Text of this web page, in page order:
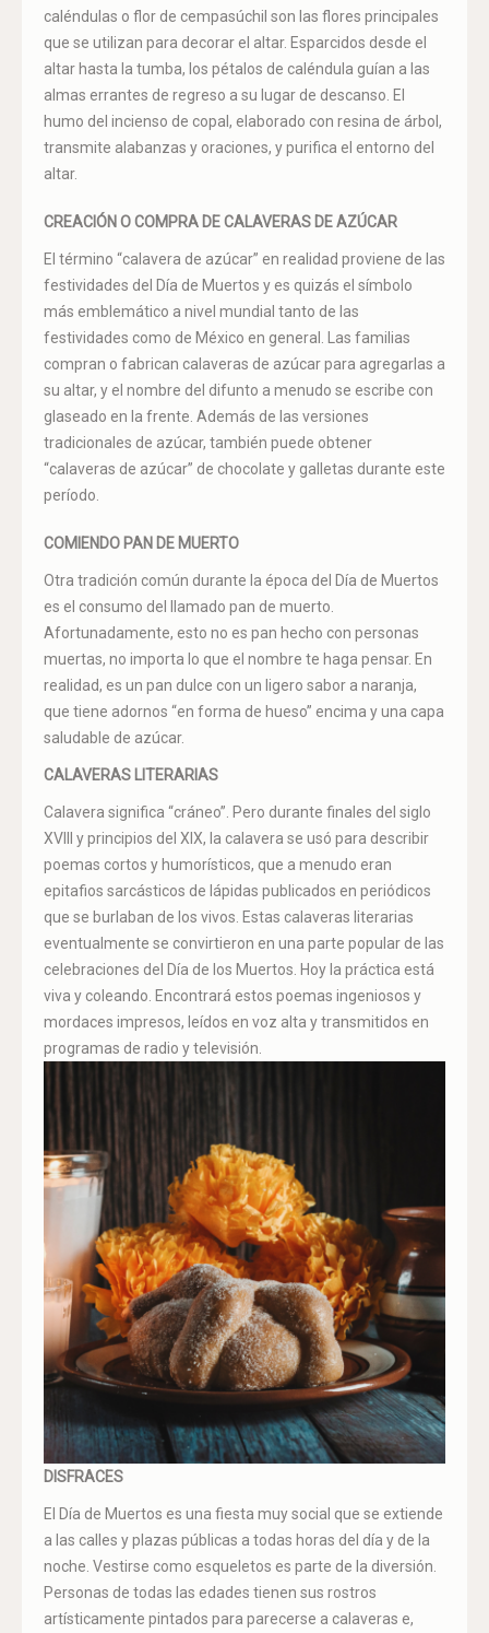
caléndulas o flor de cempasúchil son las flores principales
que se utilizan para decorar el altar. Esparcidos desde el
altar hasta la tumba, los pétalos de caléndula guían a las
almas errantes de regreso a su lugar de descanso. El
humo del incienso de copal, elaborado con resina de árbol,
transmite alabanzas y oraciones, y purifica el entorno del
altar.
CREACIÓN O COMPRA DE CALAVERAS DE AZÚCAR
El término “calavera de azúcar” en realidad proviene de las
festividades del Día de Muertos y es quizás el símbolo
más emblemático a nivel mundial tanto de las
festividades como de México en general. Las familias
compran o fabrican calaveras de azúcar para agregarlas a
su altar, y el nombre del difunto a menudo se escribe con
glaseado en la frente. Además de las versiones
tradicionales de azúcar, también puede obtener
“calaveras de azúcar” de chocolate y galletas durante este
período.
COMIENDO PAN DE MUERTO
Otra tradición común durante la época del Día de Muertos
es el consumo del llamado pan de muerto.
Afortunadamente, esto no es pan hecho con personas
muertas, no importa lo que el nombre te haga pensar. En
realidad, es un pan dulce con un ligero sabor a naranja,
que tiene adornos “en forma de hueso” encima y una capa
saludable de azúcar.
CALAVERAS LITERARIAS
Calavera significa “cráneo”. Pero durante finales del siglo
XVIII y principios del XIX, la calavera se usó para describir
poemas cortos y humorísticos, que a menudo eran
epitafios sarcásticos de lápidas publicados en periódicos
que se burlaban de los vivos. Estas calaveras literarias
eventualmente se convirtieron en una parte popular de las
celebraciones del Día de los Muertos. Hoy la práctica está
viva y coleando. Encontrará estos poemas ingeniosos y
mordaces impresos, leídos en voz alta y transmitidos en
programas de radio y televisión.
DISFRACES
El Día de Muertos es una fiesta muy social que se extiende
a las calles y plazas públicas a todas horas del día y de la
noche. Vestirse como esqueletos es parte de la diversión.
Personas de todas las edades tienen sus rostros
artísticamente pintados para parecerse a calaveras e,